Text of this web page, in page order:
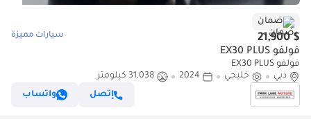
ضمان
$ 21,900 سيارات مميزة
فولفو EX30 PLUS
فولفو EX30 PLUS
دبي
خليجي 2024
31,038 كيلومتر
إتصل
واتساب